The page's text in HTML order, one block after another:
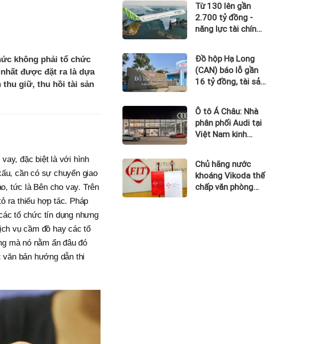
không phải tổ chức
được đặt ra là dựa
thu giữ, thu hồi tài sản
vay, đặc biệt là với hình
cần có sự chuyển giao
tức là Bên cho vay. Trên
ra thiếu hợp tác. Pháp
tổ chức tín dụng nhưng
vụ cầm đồ hay các tổ
mà nó nằm ẩn đâu đó
bản hướng dẫn thi
Từ 130 lên gần
2.700 tỷ đồng -
năng lực tài chính
Airways nhìn từ
công nợ với ACV
Đồ hộp Hạ Long
(CAN) báo lỗ gần
16 tỷ đồng, tài sản
sau nửa năm
Ô tô Á Châu: Nhà
phân phối Audi tại
Việt Nam kinh
Chủ hãng nước
khoáng Vikoda thế
chấp văn phòng